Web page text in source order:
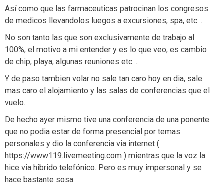
Así como que las farmaceuticas patrocinan los congresos
de medicos llevandolos luegos a excursiones, spa, etc…
No son tanto las que son exclusivamente de trabajo al
100%, el motivo a mi entender y es lo que veo, es cambio
de chip, playa, algunas reuniones etc….
Y de paso tambien volar no sale tan caro hoy en dia, sale
mas caro el alojamiento y las salas de conferencias que el
vuelo.
De hecho ayer mismo tive una conferencia de una ponente
que no podia estar de forma presencial por temas
personales y dio la conferencia via internet (
https://www119.livemeeting.com ) mientras que la voz la
hice via hibrido telefónico. Pero es muy impersonal y se
hace bastante sosa.